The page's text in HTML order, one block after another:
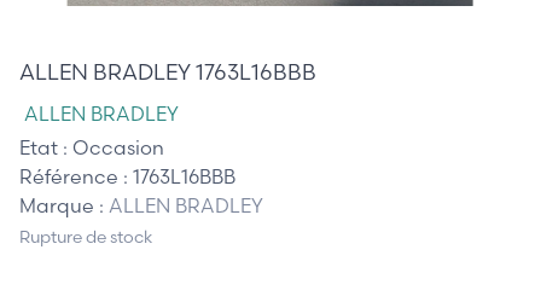
ALLEN BRADLEY 1763L16BBB
ALLEN BRADLEY
Etat : Occasion
Référence : 1763L16BBB
Marque : ALLEN BRADLEY
Rupture de stock